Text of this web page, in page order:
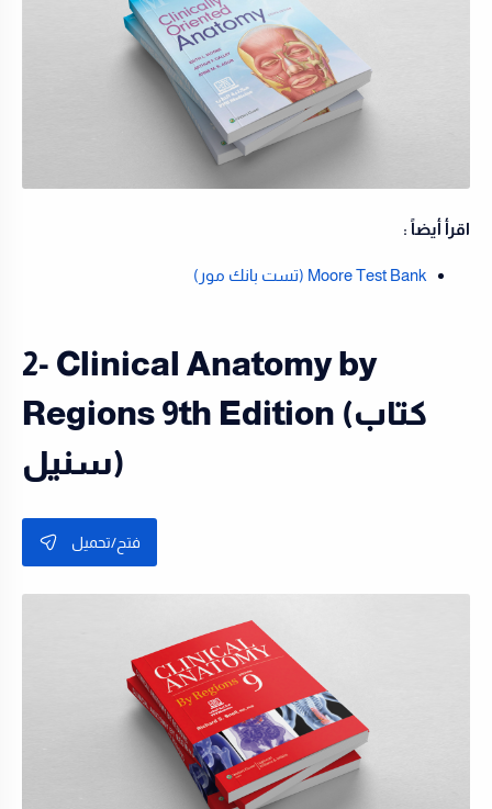
اقرأ أيضاً :
Moore Test Bank (تست بانك مور)
2- Clinical Anatomy by
Regions 9th Edition (كتاب
سنيل)
فتح/تحميل